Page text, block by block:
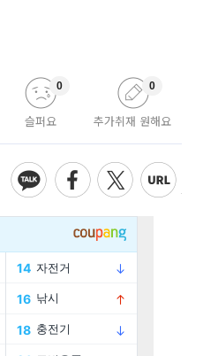
슬퍼요
0
추가취재 원해요
0